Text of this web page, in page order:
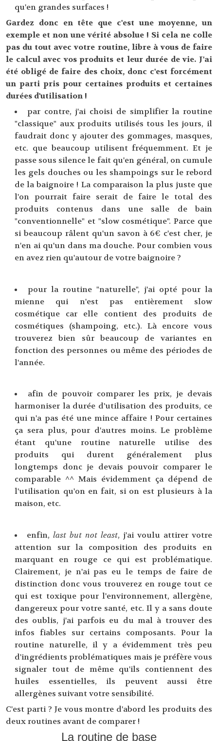
qu'en grandes surfaces !
Gardez donc en tête que c'est une moyenne, un
exemple et non une vérité absolue ! Si cela ne colle
pas du tout avec votre routine, libre à vous de faire
le calcul avec vos produits et leur durée de vie. J'ai
été obligé de faire des choix, donc c'est forcément
un parti pris pour certaines produits et certaines
durées d'utilisation !
par contre, j'ai choisi de simplifier la routine
"classique" aux produits utilisés tous les jours, il
faudrait donc y ajouter des gommages, masques,
etc. que beaucoup utilisent fréquemment. Et je
passe sous silence le fait qu'en général, on cumule
les gels douches ou les shampoings sur le rebord
de la baignoire ! La comparaison la plus juste que
l'on pourrait faire serait de faire le total des
produits contenus dans une salle de bain
"conventionnelle" et "slow cosmétique". Parce que
si beaucoup râlent qu'un savon à 6€ c'est cher, je
n'en ai qu'un dans ma douche. Pour combien vous
en avez rien qu'autour de votre baignoire ?
pour la routine "naturelle", j'ai opté pour la
mienne qui n'est pas entièrement slow
cosmétique car elle contient des produits de
cosmétiques (shampoing, etc.). Là encore vous
trouverez bien sûr beaucoup de variantes en
fonction des personnes ou même des périodes de
l'année.
afin de pouvoir comparer les prix, je devais
harmoniser la durée d'utilisation des produits, ce
qui n'a pas été une mince affaire ! Pour certaines
ça sera plus, pour d'autres moins. Le problème
étant qu'une routine naturelle utilise des
produits qui durent généralement plus
longtemps donc je devais pouvoir comparer le
comparable ^^ Mais évidemment ça dépend de
l'utilisation qu'on en fait, si on est plusieurs à la
maison, etc.
enfin,last but not least, j'ai voulu attirer votre
attention sur la composition des produits en
marquant en rouge ce qui est problématique.
Clairement, je n'ai pas eu le temps de faire de
distinction donc vous trouverez en rouge tout ce
qui est toxique pour l'environnement, allergène,
dangereux pour votre santé, etc. Il y a sans doute
des oublis, j'ai parfois eu du mal à trouver des
infos fiables sur certains composants. Pour la
routine naturelle, il y a évidemment très peu
d'ingrédients problématiques mais je préfère vous
signaler tout de même qu'ils contiennent des
huiles essentielles, ils peuvent aussi être
allergènes suivant votre sensibilité.
C'est parti ? Je vous montre d'abord les produits des
deux routines avant de comparer !
La routine de base